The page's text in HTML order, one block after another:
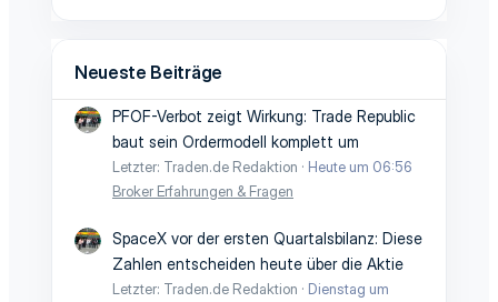
Neueste Beiträge
PFOF-Verbot zeigt Wirkung: Trade Republic
baut sein Ordermodell komplett um
Letzter: Traden.de Redaktion
Heute um 06:56
Broker Erfahrungen & Fragen
SpaceX vor der ersten Quartalsbilanz: Diese
Zahlen entscheiden heute über die Aktie
Letzter: Traden.de Redaktion
Dienstag um